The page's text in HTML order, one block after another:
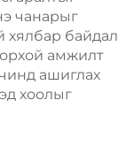
чанарыг
хялбар байдал
амжилт
ашиглах
хоолыг